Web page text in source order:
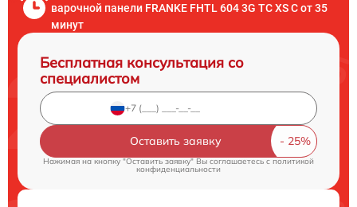
варочной панели FRANKE FHTL 604 3G TC XS C от 35
минут
Бесплатная консультация со
специалистом
Оставить заявку
Нажимая на кнопку "Оставить заявку" Вы соглашаетесь cполитикой
конфиденциальности